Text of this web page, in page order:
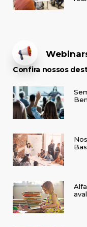
Confira nossos